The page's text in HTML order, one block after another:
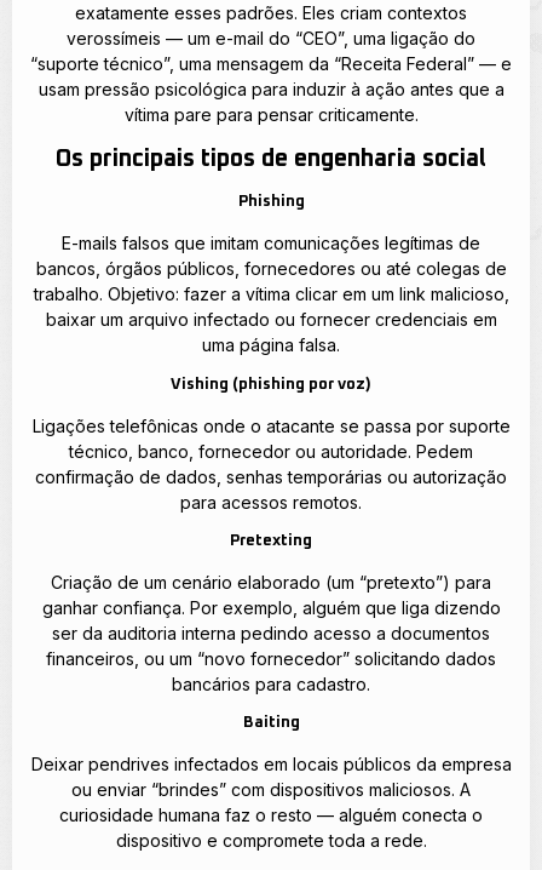
exatamente esses padrões. Eles criam contextos
verossímeis — um e-mail do “CEO”, uma ligação do
“suporte técnico”, uma mensagem da “Receita Federal” — e
usam pressão psicológica para induzir à ação antes que a
vítima pare para pensar criticamente.
Os principais tipos de engenharia social
Phishing
E-mails falsos que imitam comunicações legítimas de
bancos, órgãos públicos, fornecedores ou até colegas de
trabalho. Objetivo: fazer a vítima clicar em um link malicioso,
baixar um arquivo infectado ou fornecer credenciais em
uma página falsa.
Vishing (phishing por voz)
Ligações telefônicas onde o atacante se passa por suporte
técnico, banco, fornecedor ou autoridade. Pedem
confirmação de dados, senhas temporárias ou autorização
para acessos remotos.
Pretexting
Criação de um cenário elaborado (um “pretexto”) para
ganhar confiança. Por exemplo, alguém que liga dizendo
ser da auditoria interna pedindo acesso a documentos
financeiros, ou um “novo fornecedor” solicitando dados
bancários para cadastro.
Baiting
Deixar pendrives infectados em locais públicos da empresa
ou enviar “brindes” com dispositivos maliciosos. A
curiosidade humana faz o resto — alguém conecta o
dispositivo e compromete toda a rede.